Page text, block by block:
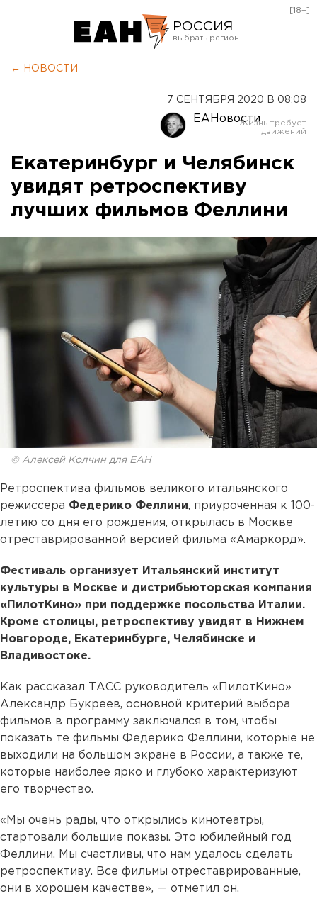
РОССИЯ
Оренбург
[18+]
← НОВОСТИ
7 СЕНТЯБРЯ 2020 В 08:08
ЕАНовости
Екатеринбург и Челябинск
увидят ретроспективу
лучших фильмов Феллини
© Алексей Колчин для ЕАН
Ретроспектива фильмов великого итальянского
режиссера Федерико Феллини, приуроченная к 100-
летию со дня его рождения, открылась в Москве
отреставрированной версией фильма «Амаркорд».
Фестиваль организует Итальянский институт
культуры в Москве и дистрибьюторская компания
«ПилотКино» при поддержке посольства Италии.
Кроме столицы, ретроспективу увидят в Нижнем
Новгороде, Екатеринбурге, Челябинске и
Владивостоке.
Как рассказал ТАСС руководитель «ПилотКино»
Александр Букреев, основной критерий выбора
фильмов в программу заключался в том, чтобы
показать те фильмы Федерико Феллини, которые не
выходили на большом экране в России, а также те,
которые наиболее ярко и глубоко характеризуют
его творчество.
«Мы очень рады, что открылись кинотеатры,
стартовали большие показы. Это юбилейный год
Феллини. Мы счастливы, что нам удалось сделать
ретроспективу. Все фильмы отреставрированные,
они в хорошем качестве», — отметил он.